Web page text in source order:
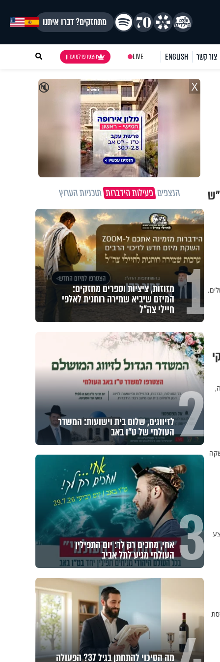
מתחזקים? דברו איתנו
צור קשר ENGLISH
LIVE הצטרפו למועדון
🔇 X
הנצפיםפעילות הידברותתוכניות הערוץ
1 מזוזות, ציציות וספרים מחזקים:
המיזם שיביא שמירה רוחנית לאלפי
חיילי צה"ל
2 לזיווגים, שלום בית וישועות: המשדר
העולמי של ט"ו באב
3 אחי, מחכים רק לך: יום התפילין
העולמי מגיע לתל אביב
מה הסיכוי להתחתן בגיל 37? הפעולה